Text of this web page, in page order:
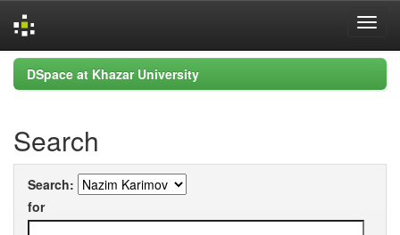
Skip
navigation
DSpace at Khazar University
Search
Search:
for